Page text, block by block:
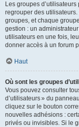
Les groupes
regrouper des
groupes, et chaque
gestion : un
utilisateurs en une fois,
donner accès à un forum
Haut
Où sont les groupes
Vous pouvez consulter
d’utilisateurs » du
cliquez sur le bouton
nouvelles adhésions :
privés ou invisibles. Si le